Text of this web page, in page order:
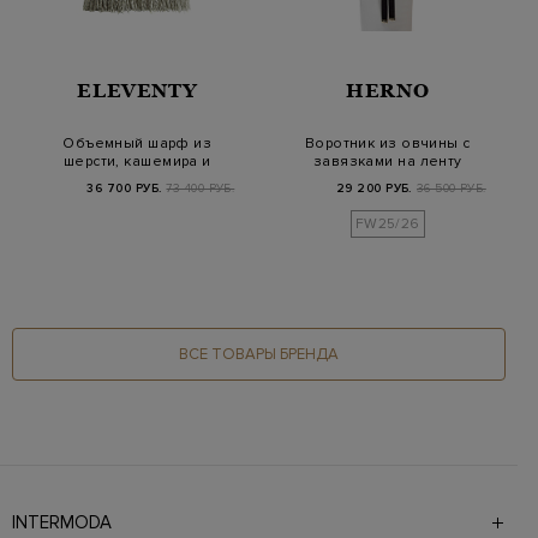
ELEVENTY
Объемный шарф из
шерсти, кашемира и
36 700 РУБ. 73 400 РУБ.
HERNO
Воротник из овчины с
завязками на ленту
29 200 РУБ. 36 500 РУБ.
FW25/26
ВСЕ ТОВАРЫ БРЕНДА
INTERMODA